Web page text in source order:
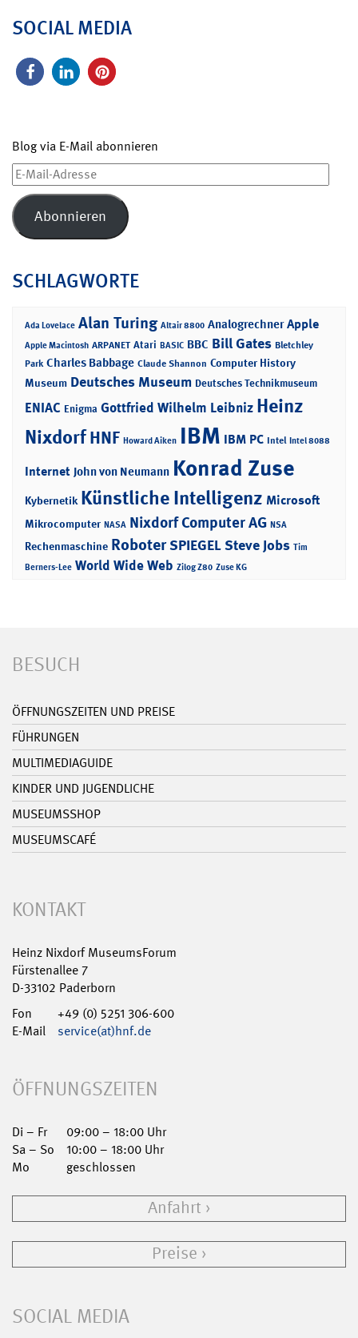
SOCIAL MEDIA
Blog via E-Mail abonnieren
E-
Mail-
Adresse
Abonnieren
SCHLAGWORTE
Ada Lovelace Alan Turing Altair 8800 Analogrechner Apple
Apple Macintosh ARPANET Atari BASIC BBC Bill Gates Bletchley
Park Charles Babbage Claude Shannon Computer History
Museum Deutsches Museum Deutsches Technikmuseum
ENIAC Enigma Gottfried Wilhelm Leibniz Heinz
NixdorfHNF Howard Aiken IBM IBM PC Intel Intel 8088
Internet John von Neumann Konrad Zuse
Kybernetik Künstliche Intelligenz Microsoft
Mikrocomputer NASA Nixdorf Computer AG NSA
Rechenmaschine RoboterSPIEGELSteve Jobs Tim
Berners-Lee World Wide Web Zilog Z80 Zuse KG
BESUCH
ÖFFNUNGSZEITEN UND PREISE
FÜHRUNGEN
MULTIMEDIAGUIDE
KINDER UND JUGENDLICHE
MUSEUMSSHOP
MUSEUMSCAFÉ
KONTAKT
Heinz Nixdorf MuseumsForum
Fürstenallee 7
D-33102 Paderborn
Fon
+49 (0) 5251 306-600
E-Mail
service(at)hnf.de
ÖFFNUNGSZEITEN
Di – Fr
09:00 – 18:00 Uhr
Sa – So
10:00 – 18:00 Uhr
Mo
geschlossen
Anfahrt
Preise
SOCIAL MEDIA